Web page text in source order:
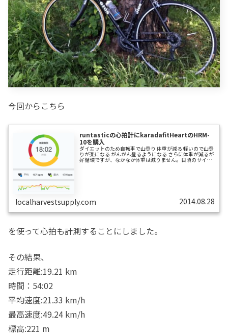
今回からこちら
runtasticの心拍計にkaradafitHeartのHRM-
10を購入
ダイエットのため自転車で山登り 体重が減る 軽いので山登
りが楽になる がんがん登るようになる さらに体重が減るが
好循環ですが、なかなか体重は減りません。日頃のサイク
Runtastic PROの入った...
localharvestsupply.com 2014.08.28
を使って心拍も計測することにしました。
その結果、
走行距離:19.21 km
時間：54:02
平均速度:21.33 km/h
最高速度:49.24 km/h
標高:221 m